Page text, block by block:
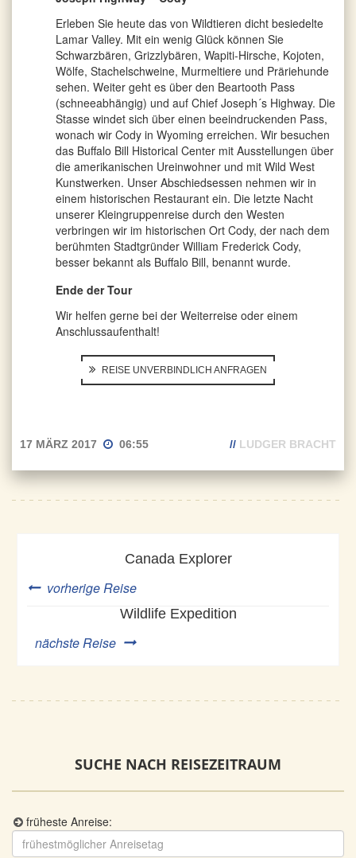
Erleben Sie heute das von Wildtieren dicht besiedelte
Lamar Valley. Mit ein wenig Glück können Sie
Schwarzbären, Grizzlybären, Wapiti-Hirsche, Kojoten,
Wölfe, Stachelschweine, Murmeltiere und Präriehunde
sehen. Weiter geht es über den Beartooth Pass
(schneeabhängig) und auf Chief Joseph´s Highway. Die
Stasse windet sich über einen beeindruckenden Pass,
wonach wir Cody in Wyoming erreichen. Wir besuchen
das Buffalo Bill Historical Center mit Ausstellungen über
die amerikanischen Ureinwohner und mit Wild West
Kunstwerken. Unser Abschiedsessen nehmen wir in
einem historischen Restaurant ein. Die letzte Nacht
unserer Kleingruppenreise durch den Westen
verbringen wir im historischen Ort Cody, der nach dem
berühmten Stadtgründer William Frederick Cody,
besser bekannt als Buffalo Bill, benannt wurde.
Ende der Tour
Wir helfen gerne bei der Weiterreise oder einem
Anschlussaufenthalt!
REISE UNVERBINDLICH ANFRAGEN
17 MÄRZ 2017 06:55 // LUDGER BRACHT
Canada Explorer
vorherige Reise
Wildlife Expedition
nächste Reise
SUCHE NACH REISEZEITRAUM
früheste Anreise: